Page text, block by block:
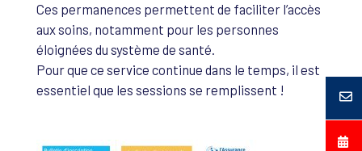
Ces permanences permettent de faciliter l’accès
aux soins, notamment pour les personnes
éloignées du système de santé.
Pour que ce service continue dans le temps, il est
essentiel que les sessions se remplissent !